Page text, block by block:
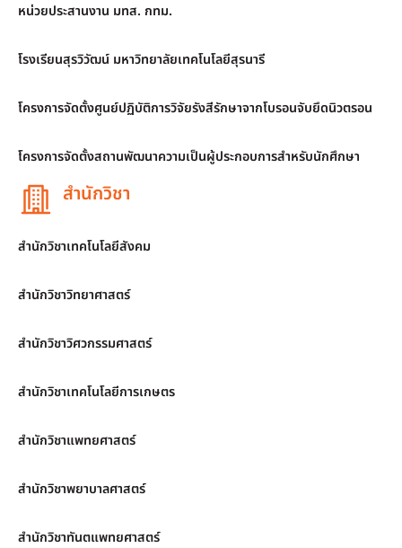
หน่วยประสานงาน มทส. กทม.
โรงเรียนสุรวิวัฒน์ มหาวิทยาลัยเทคโนโลยีสุรนารี
โครงการจัดตั้งศูนย์ปฏิบัติการวิจัยรังสีรักษาจากโบรอนจับยึดนิวตรอน
โครงการจัดตั้งสถานพัฒนาความเป็นผู้ประกอบการสำหรับนักศึกษา
สำนักวิชา
สำนักวิชาเทคโนโลยีสังคม
สำนักวิชาวิทยาศาสตร์
สำนักวิชาวิศวกรรมศาสตร์
สำนักวิชาเทคโนโลยีการเกษตร
สำนักวิชาแพทยศาสตร์
สำนักวิชาพยาบาลศาสตร์
สำนักวิชาทันตแพทยศาสตร์